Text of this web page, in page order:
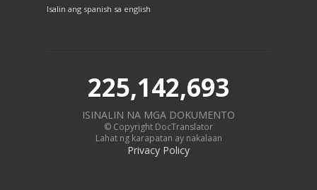
Isalin ang spanish sa english
225,142,693
ISINALIN NA MGA DOKUMENTO
© Copyright DocTranslator
Lahat ng karapatan ay nakalaan
Privacy Policy